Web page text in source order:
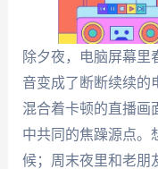
除夕夜，电脑屏幕里
音变成了断断续续的
混合着卡顿的直播画
中共同的焦躁源点。
候；周末夜里和老朋